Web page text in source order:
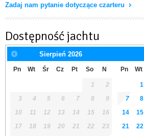
Zadaj nam pytanie dotyczące czarteru
Dostępność jachtu
Sierpień 2026
Pn Wt Śr Cz Pt So N
1
2
3
4 5 6 7 8
9
10
11 12 13 14 15
16
17
18 19 20 21 22
23
Pn Wt
1
7
8
14
15
21
22